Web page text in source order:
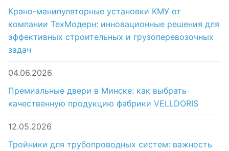
Крано-манипуляторные установки КМУ от
компании ТехМодерн: инновационные решения для
эффективных строительных и грузоперевозочных
задач
04.06.2026
Премиальные двери в Минске: как выбрать
качественную продукцию фабрики VELLDORIS
12.05.2026
Тройники для трубопроводных систем: важность